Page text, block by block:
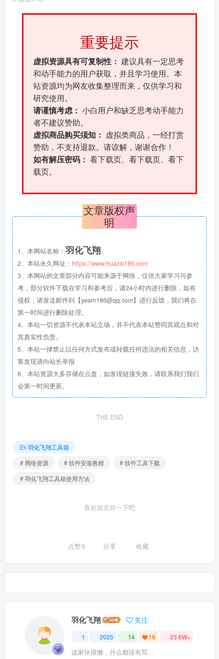
重要提示
虚拟资源具有可复制性： 建议具有一定思考
和动手能力的用户获取，并且学习使用。本
站资源均为网友收集整理而来，仅供学习和
研究使用。
请谨慎考虑： 小白用户和缺乏思考动手能力
者不建议赞助。
虚拟商品购买须知：
虚拟类商品，一经打赏
赞助，不支持退款。请谅解，谢谢合作！
如有解压密码： 看下载页、看下载页、看下
载页。
文章版权声
明
1、本网站名称： 羽化飞翔
2、本站永久网址： https://www.huazai186.com
3、本网站的文章部分内容可能来源于网络，仅供大家学习与参
考，部分软件下载在学习和参考后，请24小时内进行删除，如有
侵权，请发送邮件到【yearn186@qq.com】进行反馈，我们将在
第一时间进行删除处理。
4、本站一切资源不代表本站立场，并不代表本站赞同其观点和对
其真实性负责。
5、本站一律禁止以任何方式发布或转载任何违法的相关信息，访
客发现请向站长举报
6、本站资源大多存储在云盘，如发现链接失效，请联系我们我们
会第一时间更新。
THE END
羽化飞翔工具箱
# 网络资源
# 软件安装教程
# 软件工具下载
# 羽化飞翔工具箱使用方法
喜欢就支持一下吧
点赞9 分享 收藏
羽化飞翔 关注
1 2025 14 19 23.6W+
这家伙很懒，什么都没有写...